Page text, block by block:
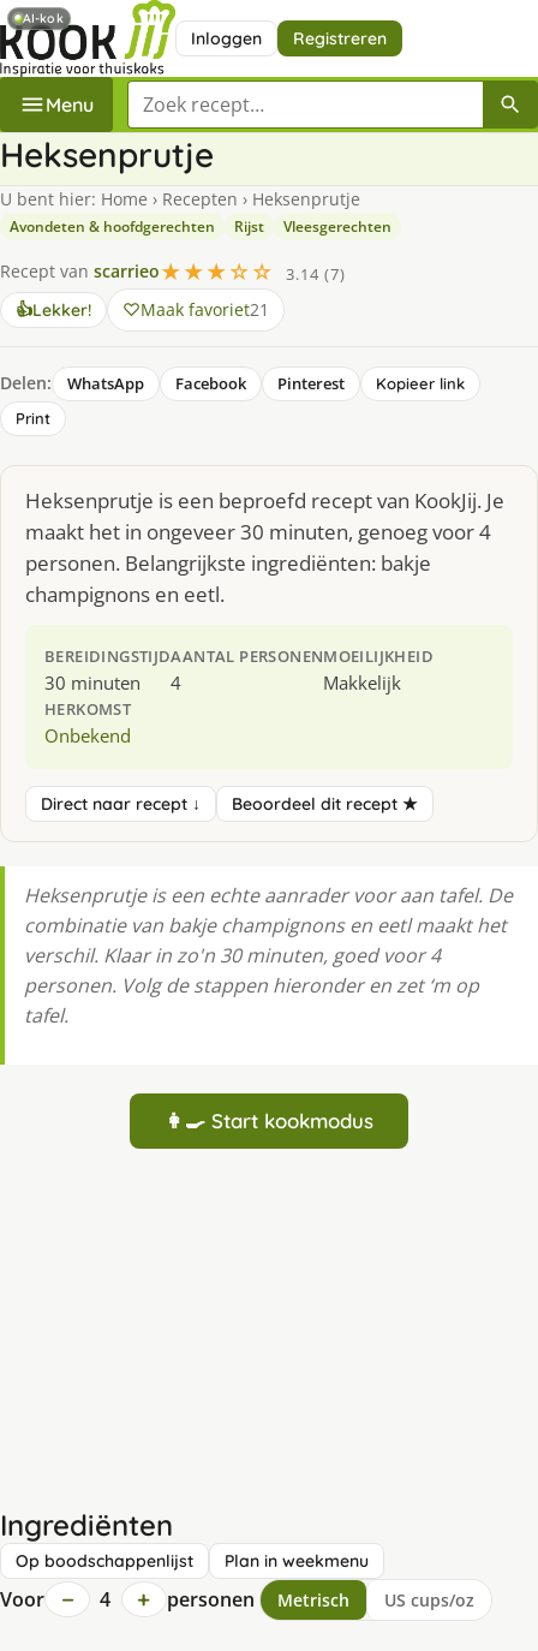
Inloggen Registreren
Menu Zoek een recept
Heksenprutje
U bent hier: Home › Recepten › Heksenprutje
Avondeten & hoofdgerechten Rijst Vleesgerechten
Recept van scarrieo★★★☆☆
3.14 (7)
👍Lekker! Maak favoriet21
Delen: WhatsApp Facebook Pinterest
Kopieer link
Print
Heksenprutje is een beproefd recept van KookJij. Je
maakt het in ongeveer 30 minuten, genoeg voor 4
personen. Belangrijkste ingrediënten: bakje
champignons en eetl.
BEREIDINGSTIJD
30 minuten
AANTAL PERSONEN
4
MOEILIJKHEID
Makkelijk
HERKOMST
Onbekend
Direct naar recept ↓ Beoordeel dit recept ★
Heksenprutje is een echte aanrader voor aan tafel. De
combinatie van bakje champignons en eetl maakt het
verschil. Klaar in zo'n 30 minuten, goed voor 4
personen. Volg de stappen hieronder en zet ‘m op
tafel.
👩‍🍳 Start kookmodus
Ingrediënten
Op boodschappenlijst Plan in weekmenu
Voor − 4 + personen Metrisch US cups/oz
AI-kok